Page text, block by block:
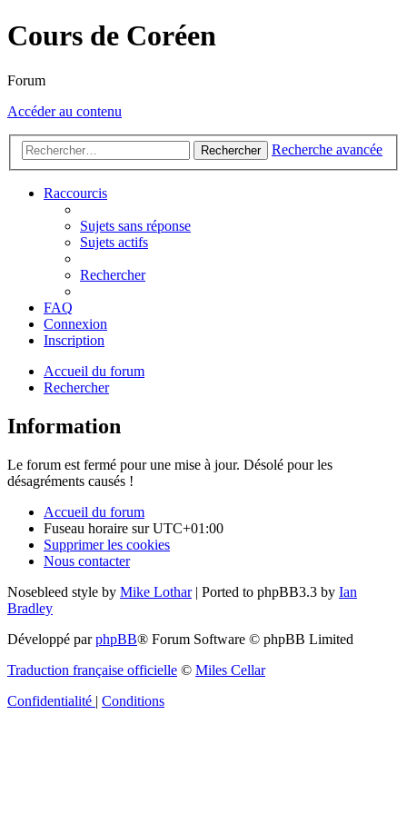
Cours de Coréen
Forum
Accéder au contenu
Rechercher Recherche avancée
Raccourcis
Sujets sans réponse
Sujets actifs
Rechercher
FAQ
Connexion
Inscription
Accueil du forum
Rechercher
Information
Le forum est fermé pour une mise à jour. Désolé pour les
désagréments causés !
Accueil du forum
Fuseau horaire surUTC+01:00
Supprimer les cookies
Nous contacter
Nosebleed style by Mike Lothar| Ported to phpBB3.3 by Ian
Bradley
Développé parphpBB® Forum Software © phpBB Limited
Traduction française officielle © Miles Cellar
Confidentialité | Conditions